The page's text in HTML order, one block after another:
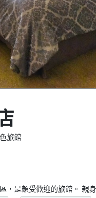
旅館
，是頗受歡迎的旅館。 親